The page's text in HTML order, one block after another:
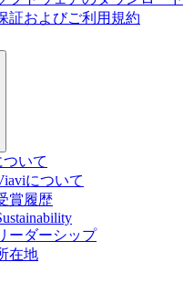
証およびご利用規約
いて
について
賞履歴
ーダーシップ
在地